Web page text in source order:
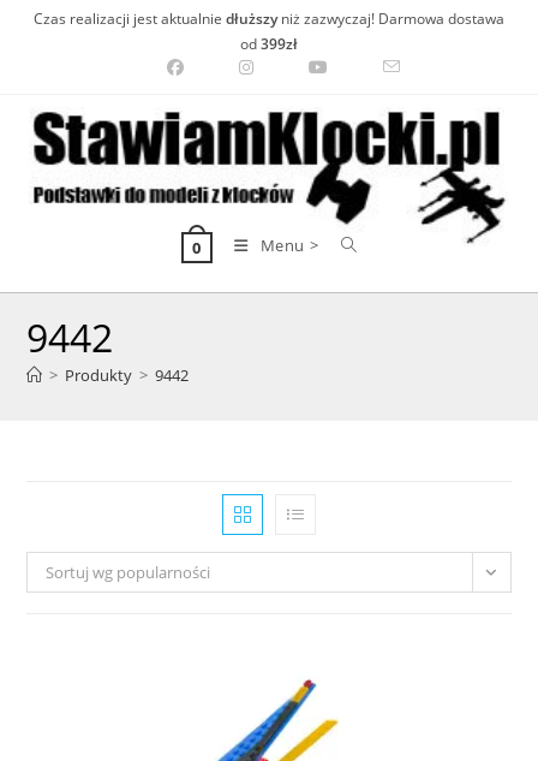
Czas realizacji jest aktualnie dłuższyniż zazwyczaj! Darmowa dostawa
od399zł
0 Menu >
9442
> Produkty > 9442
Sortuj wg popularności